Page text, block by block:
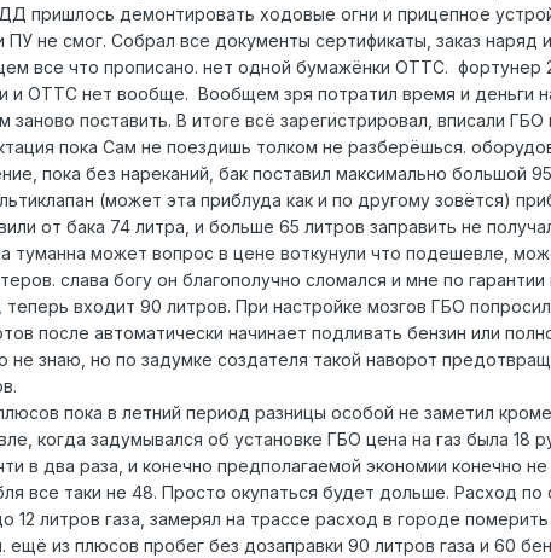
пришлось демонтировать ходовые огни и прицепное
ПУ не смог. Собрал все документы сертификаты, заказ наряд
все что прописано. нет одной бумажёнки ОТТС. фортунер
и ОТТС нет вообще. Вообщем зря потратил время и деньги
поставить. В итоге всё зарегистрировал, вписали
пока Сам не поездишь толком не разберёшься.
пока без нареканий, бак поставил максимально большой
(может эта приблуда как и по другому зовётся)
от бака 74 литра, и больше 65 литров заправить не
туманна может вопрос в цене воткунули что подешевле,
слава богу он благополучно сломался и мне по гарантии
входит 90 литров. При настройке мозгов ГБО попросил
после автоматически начинает подливать бензин или
не знаю, но по задумке создателя такой наворот
пока в летний период разницы особой не заметил
когда задумывался об установке ГБО цена на газ была 18
в два раза, и конечно предполагаемой экономии конечно не
все таки не 48. Просто окупаться будет дольше. Расход по
12 литров газа, замерял на трассе расход в городе померить
из плюсов пробег без дозаправки 90 литров газа и 60